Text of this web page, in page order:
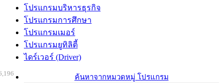
โปรแกรมบริหารธุรกิจ
โปรแกรมการศึกษา
โปรแกรมเมอร์
โปรแกรมยูทิลิตี้
ไดร์เวอร์ (Driver)
ค้นหาจากหมวดหมู่ โปรแกรม